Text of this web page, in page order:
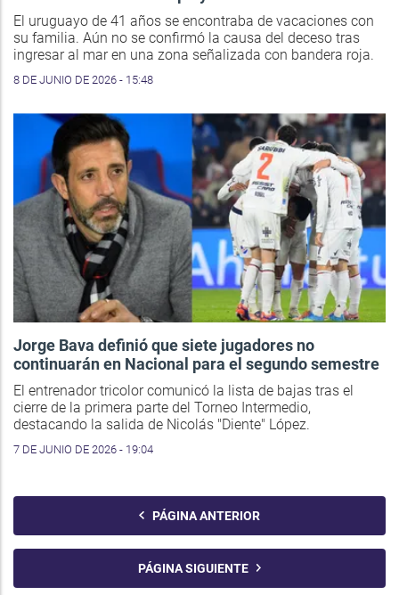
El uruguayo de 41 años se encontraba de vacaciones con
su familia. Aún no se confirmó la causa del deceso tras
ingresar al mar en una zona señalizada con bandera roja.
8 DE JUNIO DE 2026 - 15:48
Jorge Bava definió que siete jugadores no
continuarán en Nacional para el segundo semestre
El entrenador tricolor comunicó la lista de bajas tras el
cierre de la primera parte del Torneo Intermedio,
destacando la salida de Nicolás "Diente" López.
7 DE JUNIO DE 2026 - 19:04
PÁGINA ANTERIOR
PÁGINA SIGUIENTE